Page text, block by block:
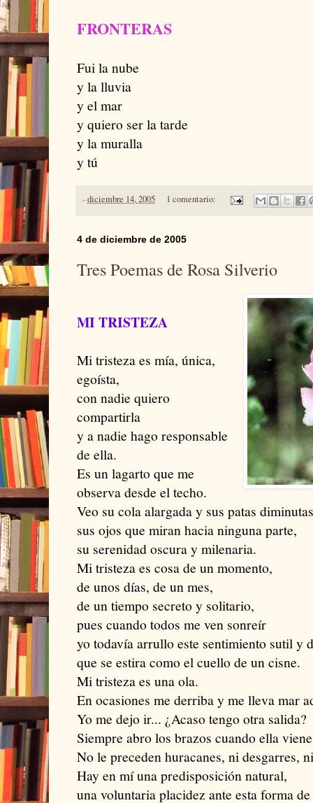
FRONTERAS
Fui la nube
y la lluvia
y el mar
y quiero ser la tarde
y la muralla
y tú
-diciembre 14, 2005 1 comentario:
4 de diciembre de 2005
Tres Poemas de Rosa Silverio
MI TRISTEZA
Mi tristeza es mía, única,
egoísta,
con nadie quiero
compartirla
y a nadie hago responsable
de ella.
Es un lagarto que me
observa desde el techo.
Veo su cola alargada y sus patas
sus ojos que miran hacia ninguna parte,
su serenidad oscura y milenaria.
Mi tristeza es cosa de un momento,
de unos días, de un mes,
de un tiempo secreto y solitario,
pues cuando todos me ven sonreír
yo todavía arrullo este sentimiento sutil y
que se estira como el cuello de un cisne.
Mi tristeza es una ola.
En ocasiones me derriba y me lleva mar
Yo me dejo ir... ¿Acaso tengo otra salida?
Siempre abro los brazos cuando ella
No le preceden huracanes, ni desgarres,
Hay en mí una predisposición natural,
una voluntaria placidez ante esta forma